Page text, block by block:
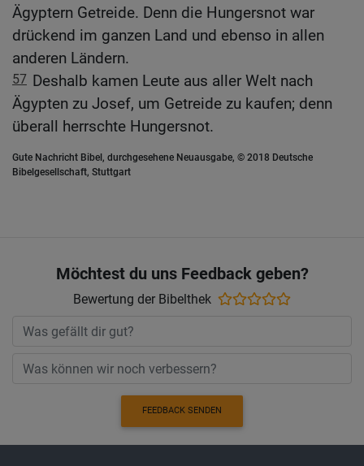
Ägyptern Getreide. Denn die Hungersnot war
drückend im ganzen Land und ebenso in allen
anderen Ländern.
57 Deshalb kamen Leute aus aller Welt nach
Ägypten zu Josef, um Getreide zu kaufen; denn
überall herrschte Hungersnot.
Gute Nachricht Bibel, durchgesehene Neuausgabe, © 2018 Deutsche
Bibelgesellschaft, Stuttgart
Möchtest du uns Feedback geben?
Bewertung der Bibelthek
FEEDBACK SENDEN